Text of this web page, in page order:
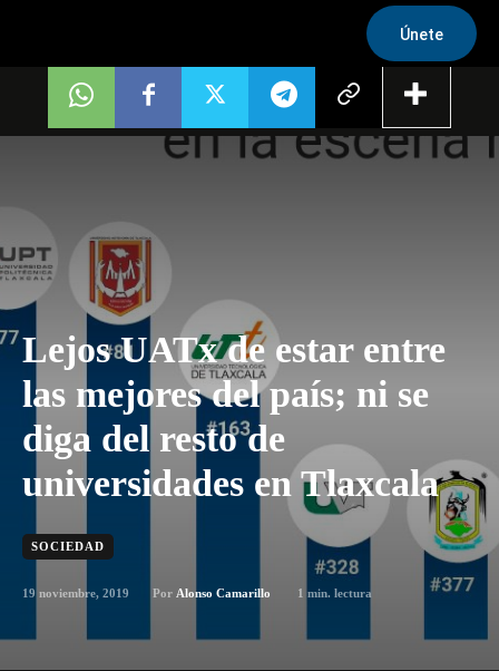
Únete
Lejos UATx de estar entre
las mejores del país; ni se
diga del resto de
universidades en Tlaxcala
SOCIEDAD
19 noviembre, 2019 Por Alonso Camarillo 1 min. lectura